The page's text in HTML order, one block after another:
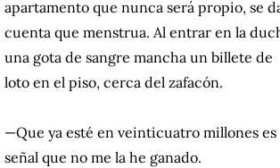
apartamento que nunca será propio, se
cuenta que menstrua. Al entrar en la
una gota de sangre mancha un billete de
loto en el piso, cerca del zafacón.
—Que ya esté en veinticuatro millones es
señal que no me la he ganado.